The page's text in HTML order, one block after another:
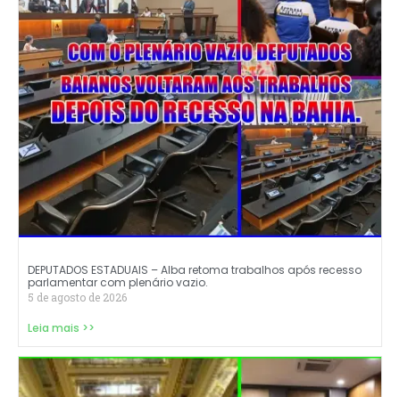
DEPUTADOS ESTADUAIS – Alba retoma trabalhos após recesso
parlamentar com plenário vazio.
5 de agosto de 2026
Leia mais >>